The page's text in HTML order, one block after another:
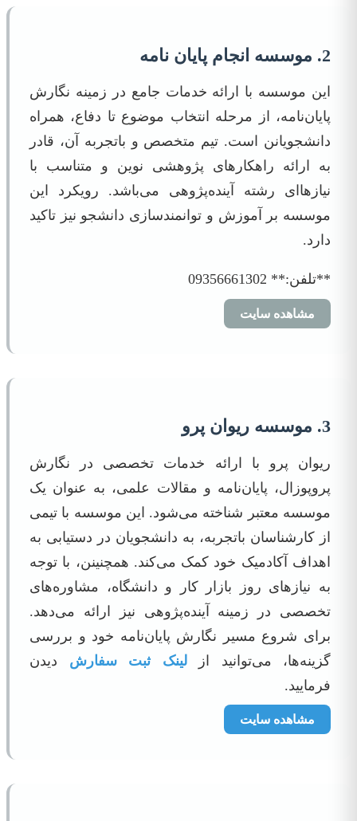
2. موسسه انجام پایان نامه
این موسسه با ارائه خدمات جامع در زمینه نگارش
پایان‌نامه، از مرحله انتخاب موضوع تا دفاع، همراه
دانشجویانن است. تیم متخصص و باتجربه آن، قادر
به ارائه راهکارهای پژوهشی نوین و متناسب با
نیازهاای رشته آینده‌پژوهی می‌باشد. رویکرد این
موسسه بر آموزش و توانمندسازی دانشجو نیز تاکید
دارد.
**تلفن:** 09356661302
مشاهده سایت
3. موسسه ریوان پرو
ریوان پرو با ارائه خدمات تخصصی در نگارش
پروپوزال، پایان‌نامه و مقالات علمی، به عنوان یک
موسسه معتبر شناخته می‌شود. این موسسه با تیمی
از کارشناسان باتجربه، به دانشجویان در دستیابی به
اهداف آکادمیک خود کمک می‌کند. همچنینن، با توجه
به نیازهای روز بازار کار و دانشگاه، مشاوره‌های
تخصصی در زمینه آینده‌پژوهی نیز ارائه می‌دهد.
برای شروع مسیر نگارش پایان‌نامه خود و بررسی
گزینه‌ها، می‌توانید ازلینک ثبت سفارش دیدن
فرمایید.
مشاهده سایت